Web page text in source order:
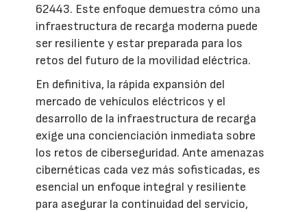
62443. Este enfoque demuestra cómo una
infraestructura de recarga moderna puede
ser resiliente y estar preparada para los
retos del futuro de la movilidad eléctrica.
En definitiva, la rápida expansión del
mercado de vehículos eléctricos y el
desarrollo de la infraestructura de recarga
exige una concienciación inmediata sobre
los retos de ciberseguridad. Ante amenazas
cibernéticas cada vez más sofisticadas, es
esencial un enfoque integral y resiliente
para asegurar la continuidad del servicio,